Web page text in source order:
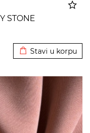
STONE
Stavi u korpu